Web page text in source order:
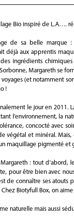
Bio inspiré de L.A….
de sa belle marque
déjà aux apprentis
ingrédients
Margareth se
voyages (et notamment
!
le jour en 2011.
l’environnement, la
concocté avec
végétal et minéral.
maquillage pigmenté
: tout
pour être bien avec
de connaître ses
Biotyfull Box, on
naturelle mais aussi